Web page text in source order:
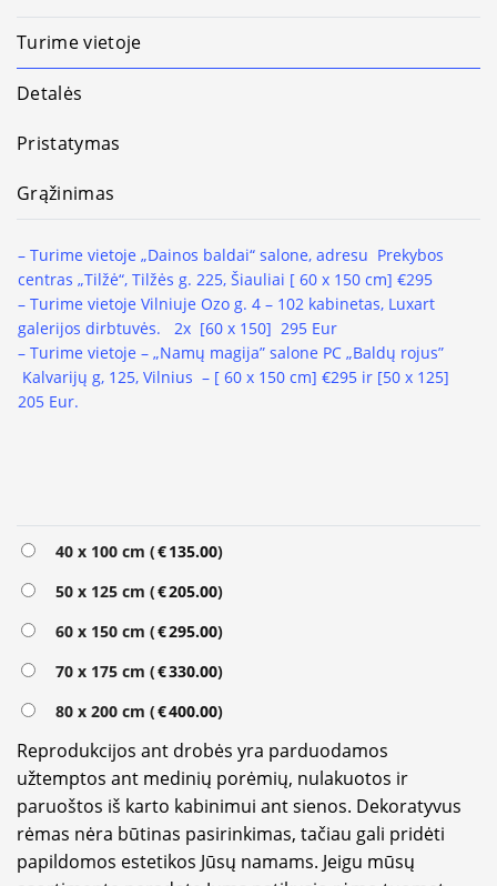
Turime vietoje
Detalės
Pristatymas
Grąžinimas
– Turime vietoje „Dainos baldai“ salone, adresu Prekybos
centras „Tilžė“, Tilžės g. 225, Šiauliai [ 60 x 150 cm] €295
– Turime vietoje Vilniuje Ozo g. 4 – 102 kabinetas, Luxart
galerijos dirbtuvės.
2x [60 x 150] 295 Eur
– Turime vietoje – „Namų magija” salone PC „Baldų rojus”
Kalvarijų g, 125, Vilnius – [ 60 x 150 cm] €295 ir [50 x 125]
205 Eur.
40 x 100 cm (€135.00)
50 x 125 cm (€205.00)
60 x 150 cm (€295.00)
70 x 175 cm (€330.00)
80 x 200 cm (€400.00)
Reprodukcijos ant drobės yra parduodamos
užtemptos ant medinių porėmių, nulakuotos ir
paruoštos iš karto kabinimui ant sienos. Dekoratyvus
rėmas nėra būtinas pasirinkimas, tačiau gali pridėti
papildomos estetikos Jūsų namams. Jeigu mūsų
Alternative: